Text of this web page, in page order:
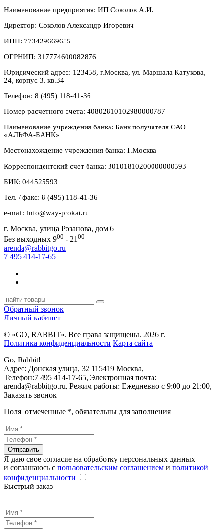
Наименование предприятия: ИП Соколов А.И.
Директор: Соколов Александр Игоревич
ИНН: 773429669655
ОГРНИП: 317774600082876
Юридический адрес: 123458, г.Москва, ул. Маршала Катукова,
24, корпус 3, кв.34
Телефон: 8 (495) 118-41-36
Номер расчетного счета: 40802810102980000787
Наименование учреждения банка: Банк получателя ОАО
«АЛЬФА-БАНК»
Местонахождение учреждения банка: Г.Москва
Корреспондентский счет банка: 30101810200000000593
БИК: 044525593
Тел. / факс: 8 (495) 118-41-36
e-mail: info@way-prokat.ru
г. Москва, улица Розанова, дом 6
Без выходных 900 - 21 00
arenda@rabbitgo.ru
7 495 414-17-65
Обратный звонок
Личный кабинет
© «GO, RAВBIT». Все права защищены. 2026 г.
Политика конфиденциальности Карта сайта
Go, Rabbit!
Адрес: Донская улица, 32 115419 Москва,
Телефон:7 495 414-17-65, Электронная почта:
arenda@rabbitgo.ru, Режим работы: Ежедневно с 9:00 до 21:00,
Заказать звонок
Поля, отмеченные *, обязательны для заполнения
Отправить
Я даю свое согласие на обработку персональных данных
и соглашаюсь с пользовательским соглашением и политикой
конфиденциальности
Быстрый заказ